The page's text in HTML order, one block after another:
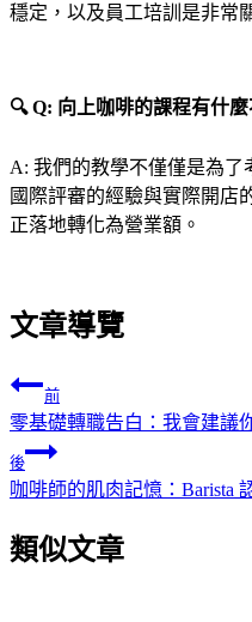
穩定，以及員工培訓是非常
🔍 Q: 向上咖啡的課程有什麼
A: 我們的教學不僅僅是為了
國際評審的經驗與實際開店
正落地轉化為營業額。
文章導覽
前
零基礎轉職告白：我會建議
後
咖啡師的肌肉記憶：Barista
類似文章